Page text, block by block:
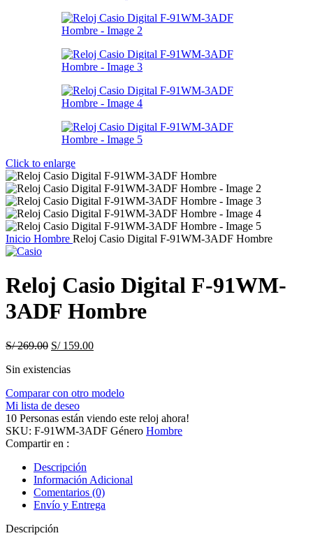
Click to enlarge
Inicio Hombre Reloj Casio Digital F-91WM-3ADF Hombre
Reloj Casio Digital F-91WM-
3ADF Hombre
S/269.00 Original
was:
S/159.00Current
Sin existencias
Comparar con otro modelo
Mi lista de deseo
10 Personas están viendo este reloj ahora!
SKU: F-91WM-3ADF Género Hombre
Compartir en :
Descripción
Información Adicional
Comentarios (0)
Envío y Entrega
Descripción